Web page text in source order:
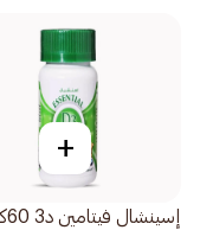
+
إسينشال فيتامين د3 60كبسولة